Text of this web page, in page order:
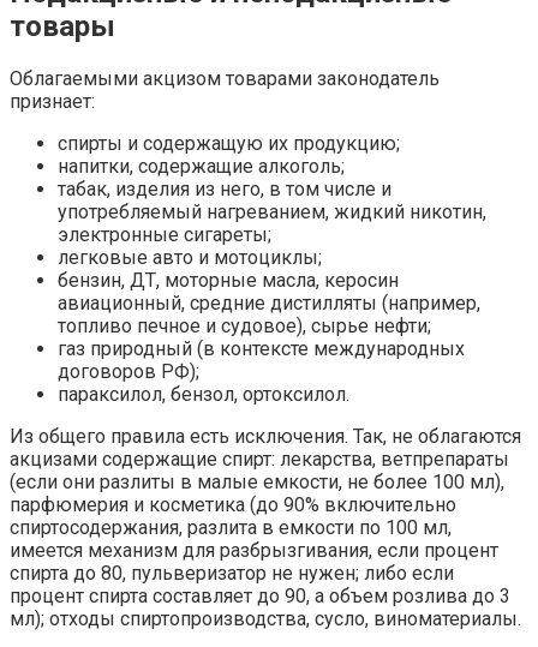
товары
Облагаемыми акцизом товарами законодатель
признает:
спирты и содержащую их продукцию;
напитки, содержащие алкоголь;
табак, изделия из него, в том числе и
употребляемый нагреванием, жидкий никотин,
электронные сигареты;
легковые авто и мотоциклы;
бензин, ДТ, моторные масла, керосин
авиационный, средние дистилляты (например,
топливо печное и судовое), сырье нефти;
газ природный (в контексте международных
договоров РФ);
параксилол, бензол, ортоксилол.
Из общего правила есть исключения. Так, не облагаются
акцизами содержащие спирт: лекарства, ветпрепараты
(если они разлиты в малые емкости, не более 100 мл),
парфюмерия и косметика (до 90% включительно
спиртосодержания, разлита в емкости по 100 мл,
имеется механизм для разбрызгивания, если процент
спирта до 80, пульверизатор не нужен; либо если
процент спирта составляет до 90, а объем розлива до 3
мл); отходы спиртопроизводства, сусло, виноматериалы.